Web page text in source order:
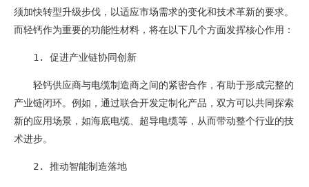
须加快转型升级步伐，以适应市场需求的变化和技术革新的要求。
而轻钙作为重要的功能性材料，将在以下几个方面发挥核心作用：
1. 促进产业链协同创新
轻钙供应商与电缆制造商之间的紧密合作，有助于形成完整的
产业链闭环。例如，通过联合开发定制化产品，双方可以共同探索
新的应用场景，如海底电缆、超导电缆等，从而带动整个行业的技
术进步。
2. 推动智能制造落地